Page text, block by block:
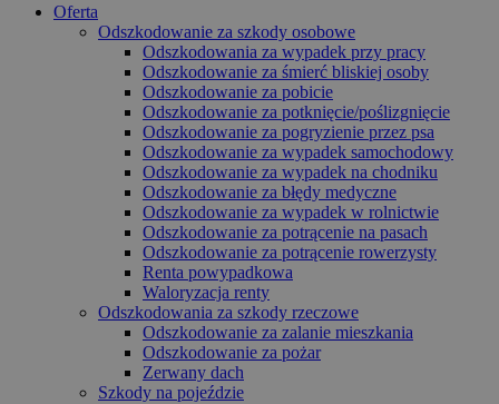
Oferta
Odszkodowanie za szkody osobowe
Odszkodowania za wypadek przy pracy
Odszkodowanie za śmierć bliskiej osoby
Odszkodowanie za pobicie
Odszkodowanie za potknięcie/poślizgnięcie
Odszkodowanie za pogryzienie przez psa
Odszkodowanie za wypadek samochodowy
Odszkodowanie za wypadek na chodniku
Odszkodowanie za błędy medyczne
Odszkodowanie za wypadek w rolnictwie
Odszkodowanie za potrącenie na pasach
Odszkodowanie za potrącenie rowerzysty
Renta powypadkowa
Waloryzacja renty
Odszkodowania za szkody rzeczowe
Odszkodowanie za zalanie mieszkania
Odszkodowanie za pożar
Zerwany dach
Szkody na pojeździe